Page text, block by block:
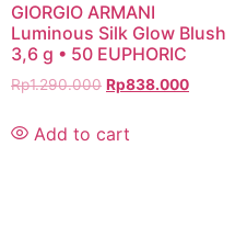
GIORGIO ARMANI
Luminous Silk Glow Blush
3,6 g • 50 EUPHORIC
Rp1.290.000 Rp838.000
Add to cart